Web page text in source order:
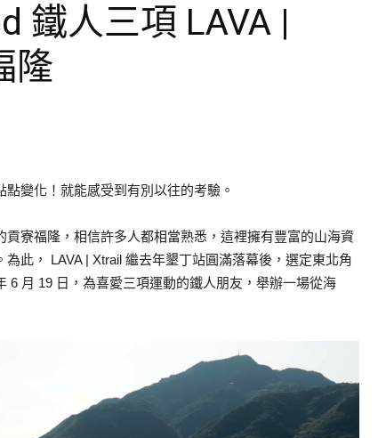
鐵人三項 LAVA |
隆
變化！就能感受到有別以往的考驗。
寮福隆，相信許多人都相當熟悉，這裡擁有豐富的山海資
此， LAVA | Xtrail 繼去年墾丁站圓滿落幕後，選定東北角
6 月 19 日，為喜愛三項運動的鐵人朋友，舉辦一場從海